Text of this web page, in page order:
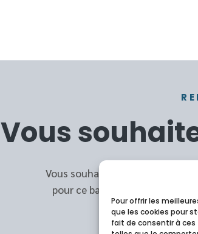
Pour offrir les
que les cookies pour
fait de consentir à
Vous
Vous souhaitez avoir plus
pour ce bateau, laissez-nous